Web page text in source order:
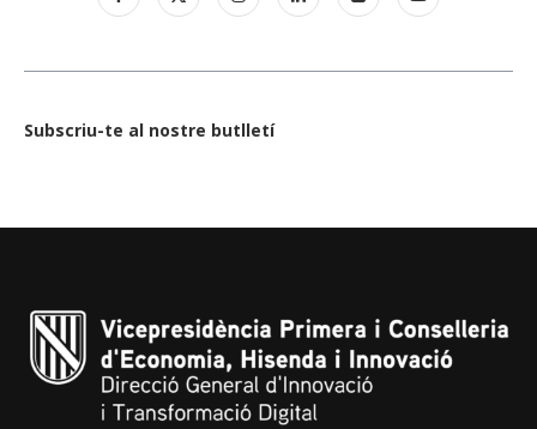
Subscriu-te al nostre butlletí